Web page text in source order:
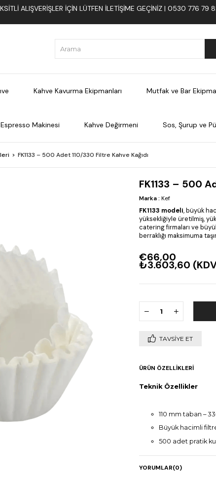
ALIŞVERIŞLER İÇIN LÜTFEN ILETIŞIME GEÇINIZ | 0530 776 79
Kahve Kavurma Ekipmanları Mutfak ve Bar
Espresso Makinesi Kahve Değirmeni Sos, Şurup ve
FK1133 – 500 Adet 110/330 Filtre Kahve Kağıdı
FK1133 – 500
Marka: Kef
FK1133 modeli, büyük
yüksekliğiyle üretilmiş,
catering firmaları ve
berraklığı maksimuma
€66,00
₺3.603,60
TAVSIYE ET
ÜRÜN ÖZELLIKLERI
Teknik Özellikler
110 mm taban –
Büyük hacimli
500 adet pratik
Yırtılmaya karşı
YORUMLAR(0)